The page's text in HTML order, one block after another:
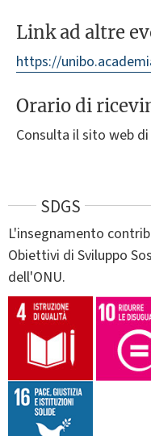
Link ad altre
https://
Orario di
Consulta il sito web di
SDGS
L'insegnamento
Obiettivi di Sviluppo
dell'ONU.